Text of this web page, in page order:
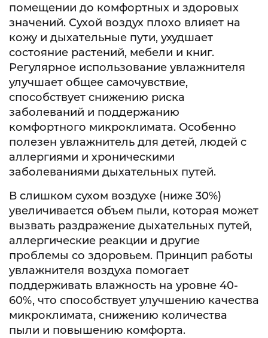
помещении до комфортных и здоровых
значений. Сухой воздух плохо влияет на
кожу и дыхательные пути, ухудшает
состояние растений, мебели и книг.
Регулярное использование увлажнителя
улучшает общее самочувствие,
способствует снижению риска
заболеваний и поддержанию
комфортного микроклимата. Особенно
полезен увлажнитель для детей, людей с
аллергиями и хроническими
заболеваниями дыхательных путей.
В слишком сухом воздухе (ниже 30%)
увеличивается объем пыли, которая может
вызвать раздражение дыхательных путей,
аллергические реакции и другие
проблемы со здоровьем. Принцип работы
увлажнителя воздуха помогает
поддерживать влажность на уровне 40-
60%, что способствует улучшению качества
микроклимата, снижению количества
пыли и повышению комфорта.